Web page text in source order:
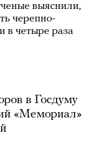
выяснили,
черепно-
в четыре раза
в Госдуму
«Мемориал»